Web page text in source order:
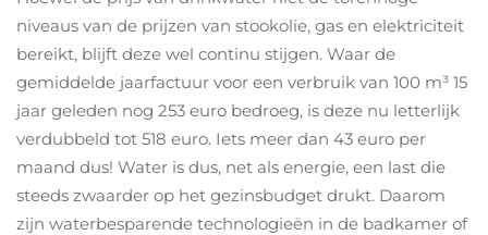
niveaus van de prijzen van stookolie, gas en elektriciteit
bereikt, blijft deze wel continu stijgen. Waar de
gemiddelde jaarfactuur voor een verbruik van 100 m³ 15
jaar geleden nog 253 euro bedroeg, is deze nu letterlijk
verdubbeld tot 518 euro. Iets meer dan 43 euro per
maand dus! Water is dus, net als energie, een last die
steeds zwaarder op het gezinsbudget drukt. Daarom
zijn waterbesparende technologieën in de badkamer of